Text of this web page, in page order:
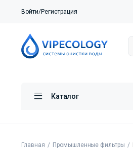
Войти/Регистрация
Каталог
Главная Промышленные фильтры